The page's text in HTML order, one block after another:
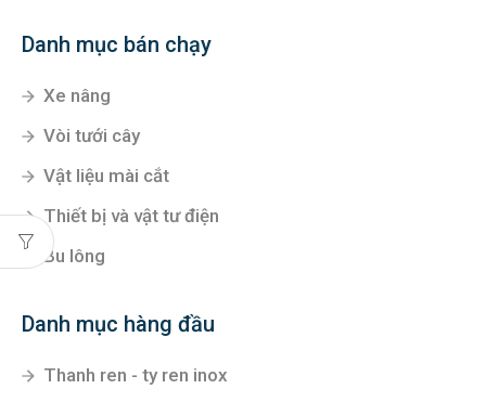
Danh mục bán chạy
Xe nâng
Vòi tưới cây
Vật liệu mài cắt
Thiết bị và vật tư điện
Bu lông
Danh mục hàng đầu
Thanh ren - ty ren inox